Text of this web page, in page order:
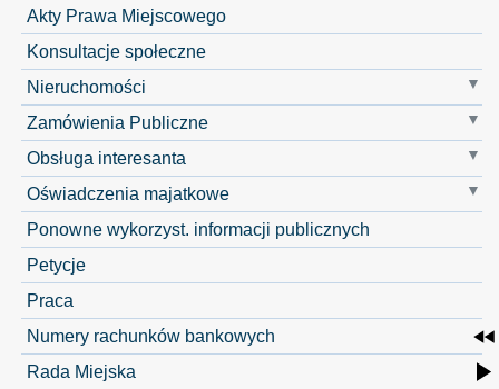
Akty Prawa Miejscowego
Konsultacje społeczne
Nieruchomości
Zamówienia Publiczne
Obsługa interesanta
Oświadczenia majatkowe
Ponowne wykorzyst. informacji publicznych
Petycje
Praca
Numery rachunków bankowych
Rada Miejska